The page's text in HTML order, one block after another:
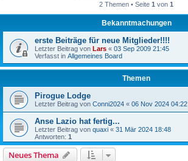
2 Themen • Seite 1 von 1
Bekanntmachungen
erste Beiträge für neue Mitglieder!!!!
Letzter Beitrag von Lars « 03 Sep 2009 21:45
Verfasst in Allgemeines Board
Themen
Pirogue Lodge
Letzter Beitrag von Conni2024 « 06 Nov 2024 04:22
Anse Lazio hat fertig...
Letzter Beitrag von quaxi « 31 Mär 2024 18:48
Antworten: 1
Neues Thema